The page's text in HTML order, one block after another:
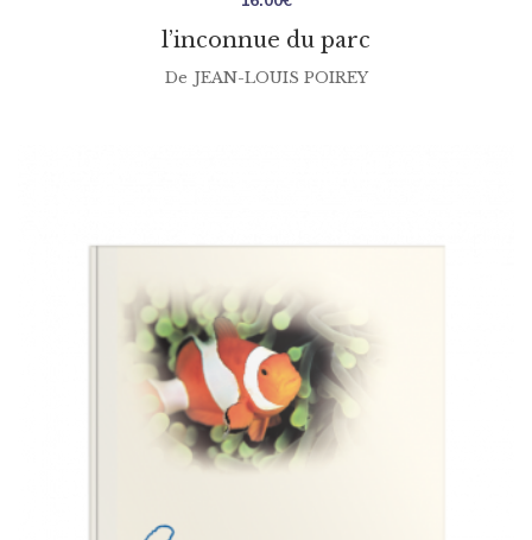
l’inconnue du parc
De JEAN-LOUIS POIREY